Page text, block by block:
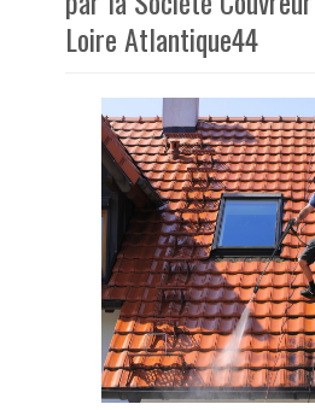
Loire Atlantique44